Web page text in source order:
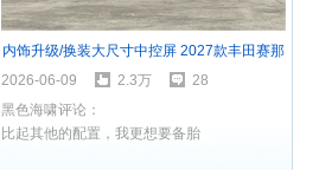
内饰升级/换装大尺寸中控屏 2027款丰田赛那
实车亮相
2026-06-09 2.3万
28
黑色海啸评论：
比起其他的配置，我更想要备胎